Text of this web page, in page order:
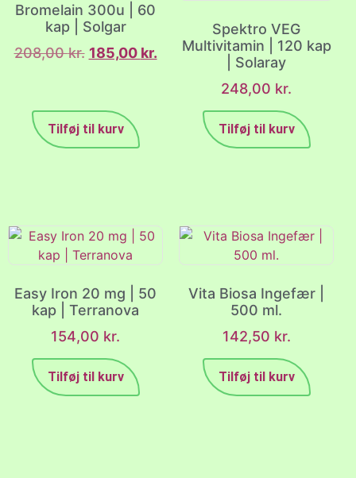
Bromelain 300u | 60
kap | Solgar
208,00kr. 185,00 kr.
Tilføj til kurv
Spektro VEG
Multivitamin | 120 kap
| Solaray
248,00 kr.
Tilføj til kurv
Easy Iron 20 mg | 50
kap | Terranova
154,00 kr.
Tilføj til kurv
Vita Biosa Ingefær |
500 ml.
142,50 kr.
Tilføj til kurv